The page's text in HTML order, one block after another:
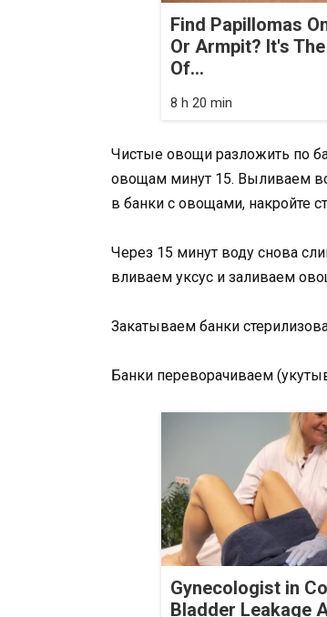
Find Papillomas
Or Armpit? It's
Of...
8 h 20 min
Чистые овощи разложить по
овощам минут 15. Выливаем
в банки с овощами, накройте
Через 15 минут воду снова
вливаем уксус и заливаем
Закатываем банки
Банки переворачиваем
Gynecologist in
Bladder Leakage